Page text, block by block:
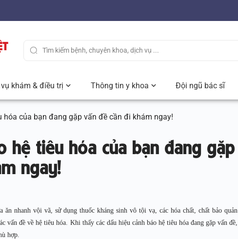
khám & điều trị Thông tin y khoa Đội ngũ bác sĩ
hóa của bạn đang gặp vấn đề cần đi khám ngay!
hệ tiêu hóa của bạn đang gặp
ngay!
ăn nhanh vội vã, sử dụng thuốc kháng sinh vô tội vạ, các hóa chất, chất bảo quản
đề về hệ tiêu hóa. Khi thấy các dấu hiệu cảnh báo hệ tiêu hóa đang gặp vấn đề,
hợp.